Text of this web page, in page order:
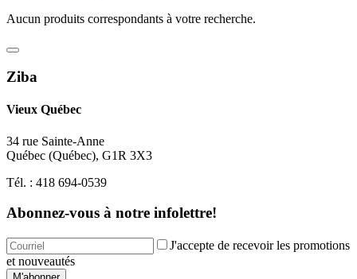
Aucun produits correspondants à votre recherche.
Ziba
Vieux Québec
34 rue Sainte-Anne
Québec (Québec), G1R 3X3
Tél. : 418 694-0539
Abonnez-vous à notre infolettre!
J'accepte de recevoir les promotions
et nouveautés